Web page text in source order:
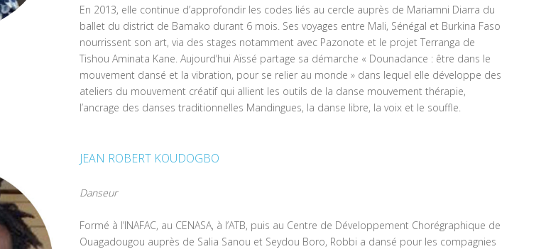
En 2013, elle continue d’approfondir les codes liés au cercle auprès de Mariamni Diarra du
ballet du district de Bamako durant 6 mois. Ses voyages entre Mali, Sénégal et Burkina Faso
nourrissent son art, via des stages notamment avec Pazonote et le projet Terranga de
Tishou Aminata Kane. Aujourd’hui Aïssé partage sa démarche « Dounadance : être dans le
mouvement dansé et la vibration, pour se relier au monde » dans lequel elle développe des
ateliers du mouvement créatif qui allient les outils de la danse mouvement thérapie,
l’ancrage des danses traditionnelles Mandingues, la danse libre, la voix et le souffle.
JEAN ROBERT KOUDOGBO
Danseur
Formé à l’INAFAC, au CENASA, à l’ATB, puis au Centre de Développement Chorégraphique de
Ouagadougou auprès de Salia Sanou et Seydou Boro, Robbi a dansé pour les compagnies